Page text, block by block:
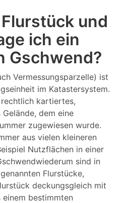
und
ich ein
Gschwend?
Vermessungsparzelle) ist
im Katastersystem.
kartiertes,
dem eine
zugewiesen wurde.
aus vielen kleineren
Nutzflächen in einer
sind in
Flurstücke,
deckungsgleich mit
bestimmten